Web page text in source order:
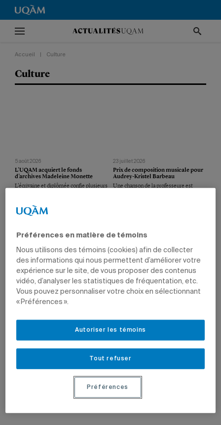
Accueil Culture
Culture
5 août 2026
L’UQAM acquiert le fonds
d’archives Madeleine Monette
L’écrivaine et diplômée confie plusieurs
l’information.
23 juillet 2026
Prix de composition musicale pour
Audrey-Kristel Barbeau
Une chanson de la professeure est
16 juillet 2026
L’exposition retrace le parcours du père
combat en faveur de la langue française.
Aux abords de l’UQAM, les palissades
en valeur des photos d’archives de ce
carrefour emblématique.
Préférences en matière de témoins
Nous utilisons des témoins (cookies) afin de collecter
des informations qui nous permettent d’améliorer votre
expérience sur le site, de vous proposer des contenus
vidéo, d’analyser les statistiques de fréquentation, etc.
Vous pouvez personnaliser votre choix en sélectionnant
« Préférences ».
Tout refuser
Autoriser les témoins
Préférences